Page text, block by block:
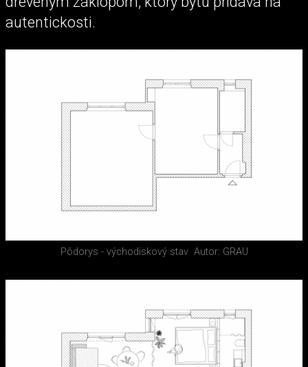
autentickosti.
Pôdorys - východiskový stav Autor: GRAU